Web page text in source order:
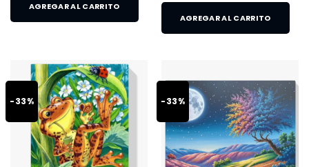
AGREGAR AL CARRITO
AGREGAR AL CARRITO
-33% -33%